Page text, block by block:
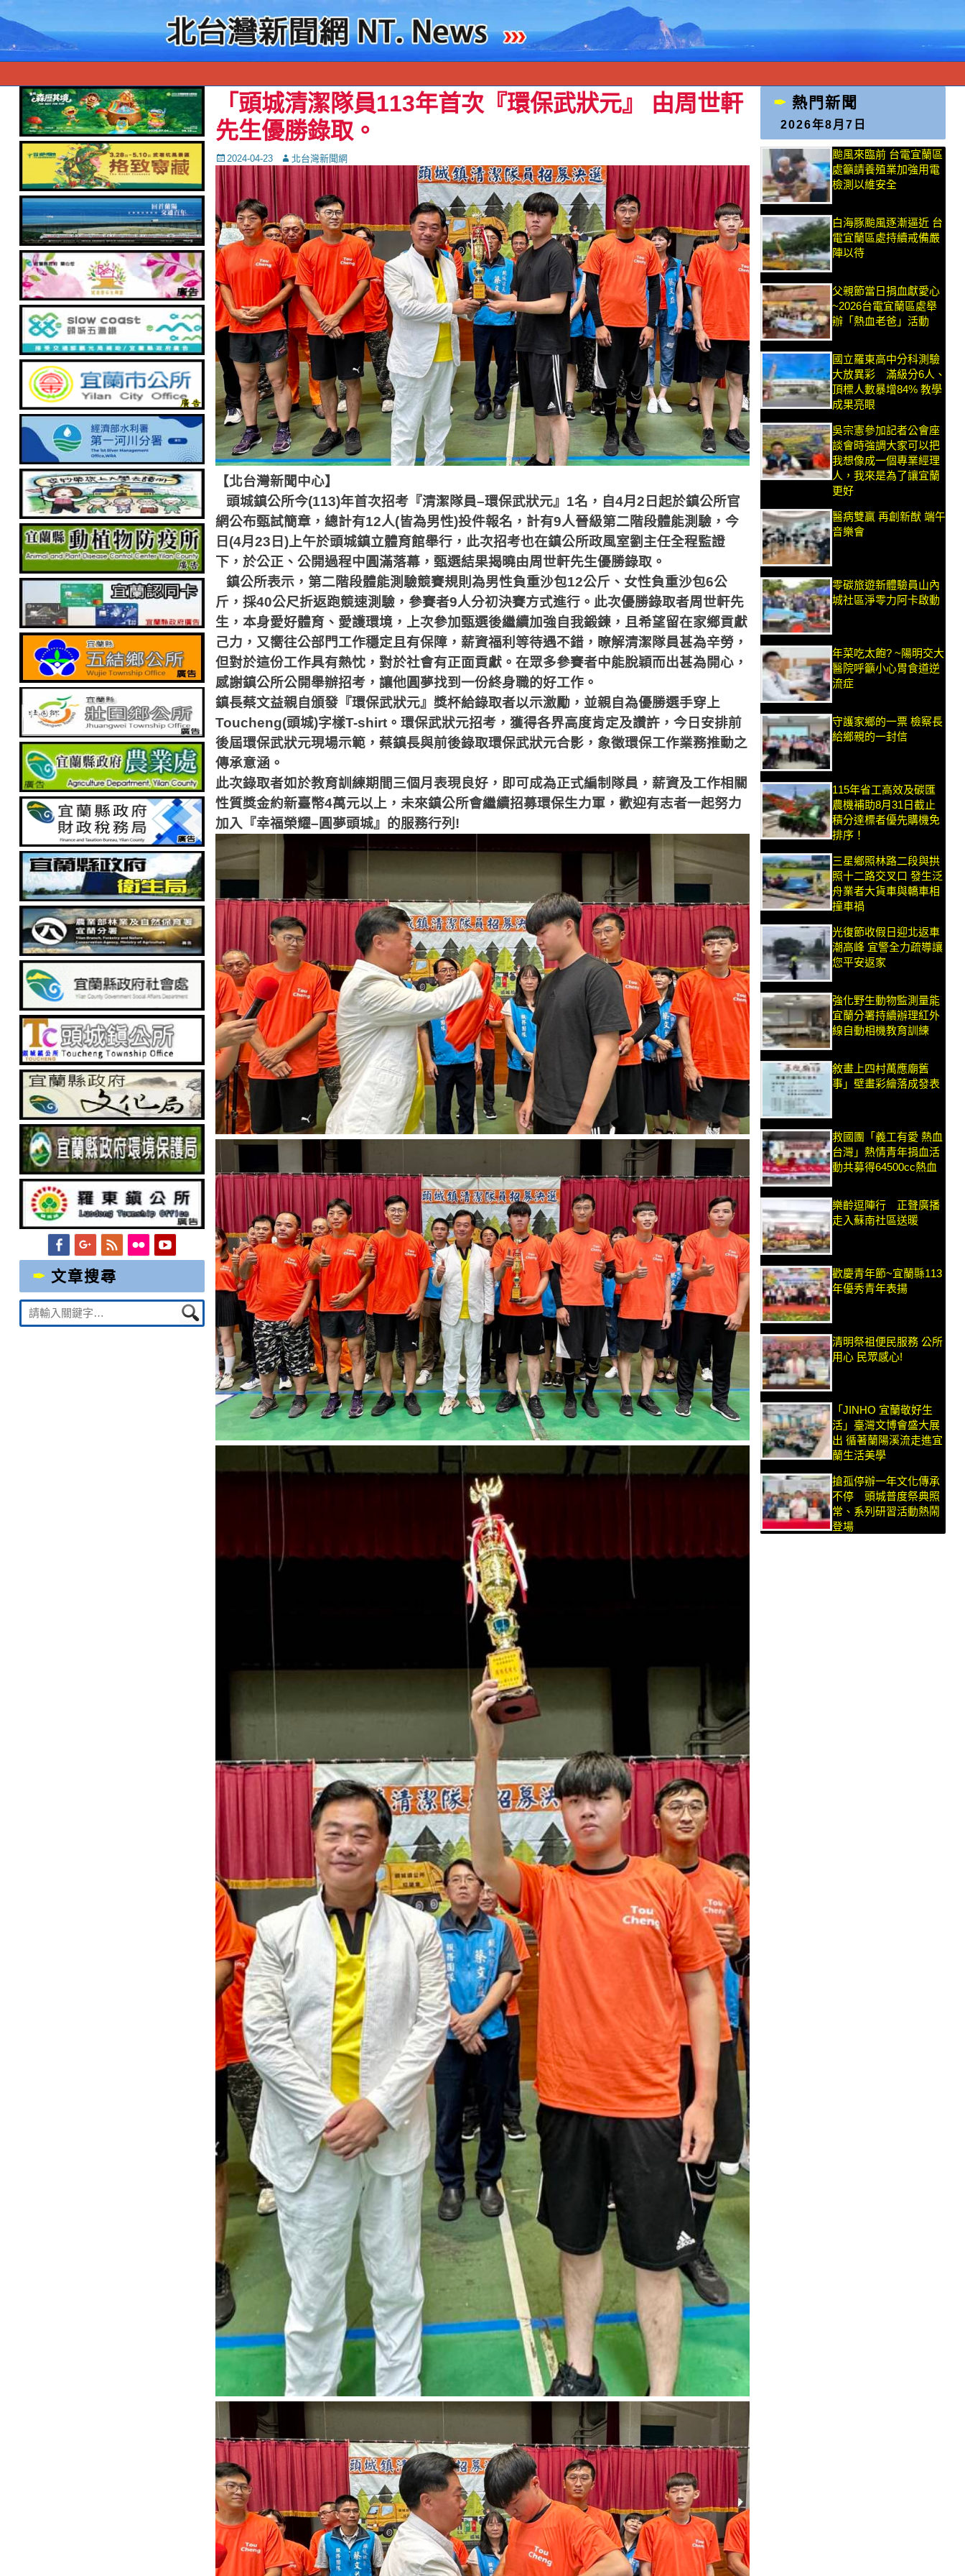
「頭城清潔隊員113年首次『環保武狀元』 由周世軒
先生優勝錄取。
Posted
on
2024-04-23 Autor北台灣新聞網
【北台灣新聞中心】
頭城鎮公所今(113)年首次招考『清潔隊員–環保武狀元』 1名，自4月 2 日起於鎮公所官
網公布甄試簡章，總計有12人(皆為男性)投件報名，計有9人晉級第二階段體能測驗，今
日 (4月 23 日 )上午於頭城鎮立體育館舉行，此次招考也在鎮公所政風室劉主任全程監證
下，於公正、公開過程中圓滿落幕，甄選結果揭曉由周世軒先生優勝錄取。
鎮公所表示，第二階段體能測驗競賽規則為男性負重沙包12公斤、女性負重沙包6公
斤，採40公尺折返跑競速測驗，參賽者9人分初決賽方式進行。此次優勝錄取者周世軒先
生，本身愛好體育、愛護環境，上次參加甄選後繼續加強自我鍛鍊，且希望留在家鄉貢獻
己力，又嚮往公部門工作穩定且有保障，薪資福利等待遇不錯，瞭解清潔隊員甚為辛勞，
但對於這份工作具有熱忱，對於社會有正面貢獻。在眾多參賽者中能脫穎而出甚為開心，
感謝鎮公所公開舉辦招考，讓他圓夢找到一份終身職的好工作。
鎮長蔡文益親自頒發『環保武狀元』獎杯給錄取者以示激勵，並親自為優勝選手穿上
Toucheng(頭城)字樣T-shirt。環保武狀元招考，獲得各界高度肯定及讚許，今日安排前
後屆環保武狀元現場示範，蔡鎮長與前後錄取環保武狀元合影，象徵環保工作業務推動之
傳承意涵。
此次錄取者如於教育訓練期間三個月表現良好，即可成為正式編制 隊員，薪資及工作相關
性質獎金約新臺幣4萬元以上，未來鎮公所會繼續招募環保生力軍，歡迎有志者一起努力
加入『幸福榮耀–圓夢頭城』的服務行列 !
熱門新聞
2026年8月7日
颱風來臨前 台電宜蘭區
處籲請養殖業加強用電
檢測以維安全
白海豚颱風逐漸逼近 台
電宜蘭區處持續戒備嚴
陣以待
父親節當日捐血獻愛心
~2026台電宜蘭區處舉
辦「熱血老爸」活動
國立羅東高中分科測驗
大放異彩 滿級分6人、
頂標人數暴增84% 教學
成果亮眼
吳宗憲參加記者公會座
談會時強調大家可以把
我想像成一個專業經理
人，我來是為了讓宜蘭
更好
醫病雙贏 再創新猷 端午
音樂會
零碳旅遊新體驗員山內
城社區淨零力阿卡啟動
年菜吃太飽? ~陽明交大
醫院呼籲小心胃食道逆
流症
守護家鄉的一票 檢察長
給鄉親的一封信
115年省工高效及碳匯
農機補助8月31日截止
積分達標者優先購機免
排序！
三星鄉照林路二段與拱
照十二路交叉口 發生泛
舟業者大貨車與轎車相
撞車禍
光復節收假日迎北返車
潮高峰 宜警全力疏導讓
您平安返家
強化野生動物監測量能
宜蘭分署持續辦理紅外
線自動相機教育訓練
敘畫上四村萬應廟舊
事」壁畫彩繪落成發表
救國團「義工有愛 熱血
台灣」熱情青年捐血活
動共募得64500cc熱血
樂齡逗陣行 正聲廣播
走入蘇南社區送暖
歡慶青年節~宜蘭縣113
年優秀青年表揚
清明祭祖便民服務 公所
用心 民眾感心!
「JINHO 宜蘭敬好生
活」臺灣文博會盛大展
出 循著蘭陽溪流走進宜
蘭生活美學
搶孤停辦一年文化傳承
不停 頭城普度祭典照
常、系列研習活動熱鬧
登場
FacebookGoogleplus
FeedFlickrYouTube
文章搜尋
Suche
nach: